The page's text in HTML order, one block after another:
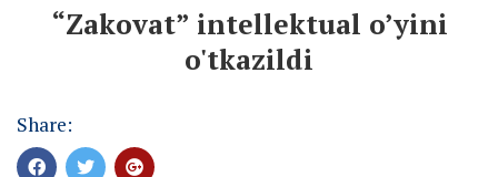
“Zakovat” intellektual o’yini
o'tkazildi
Share: